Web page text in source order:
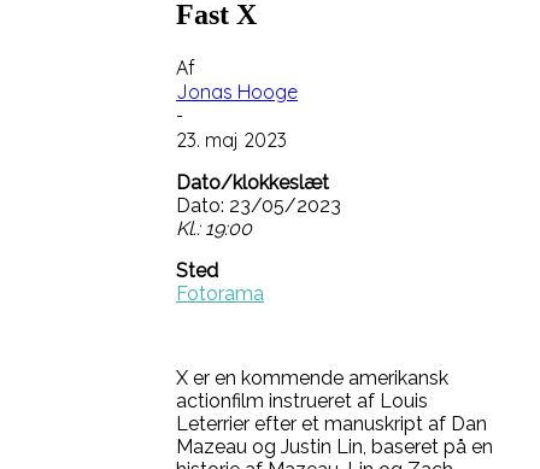
Fast X
Af
Jonas Hooge
-
23. maj 2023
Dato/klokkeslæt
Dato: 23/05/2023
Kl.: 19:00
Sted
Fotorama
X er en kommende amerikansk
actionfilm instrueret af Louis
Leterrier efter et manuskript af Dan
Mazeau og Justin Lin, baseret på en